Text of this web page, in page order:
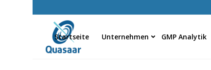
Startseite Unternehmen GMP Analytik